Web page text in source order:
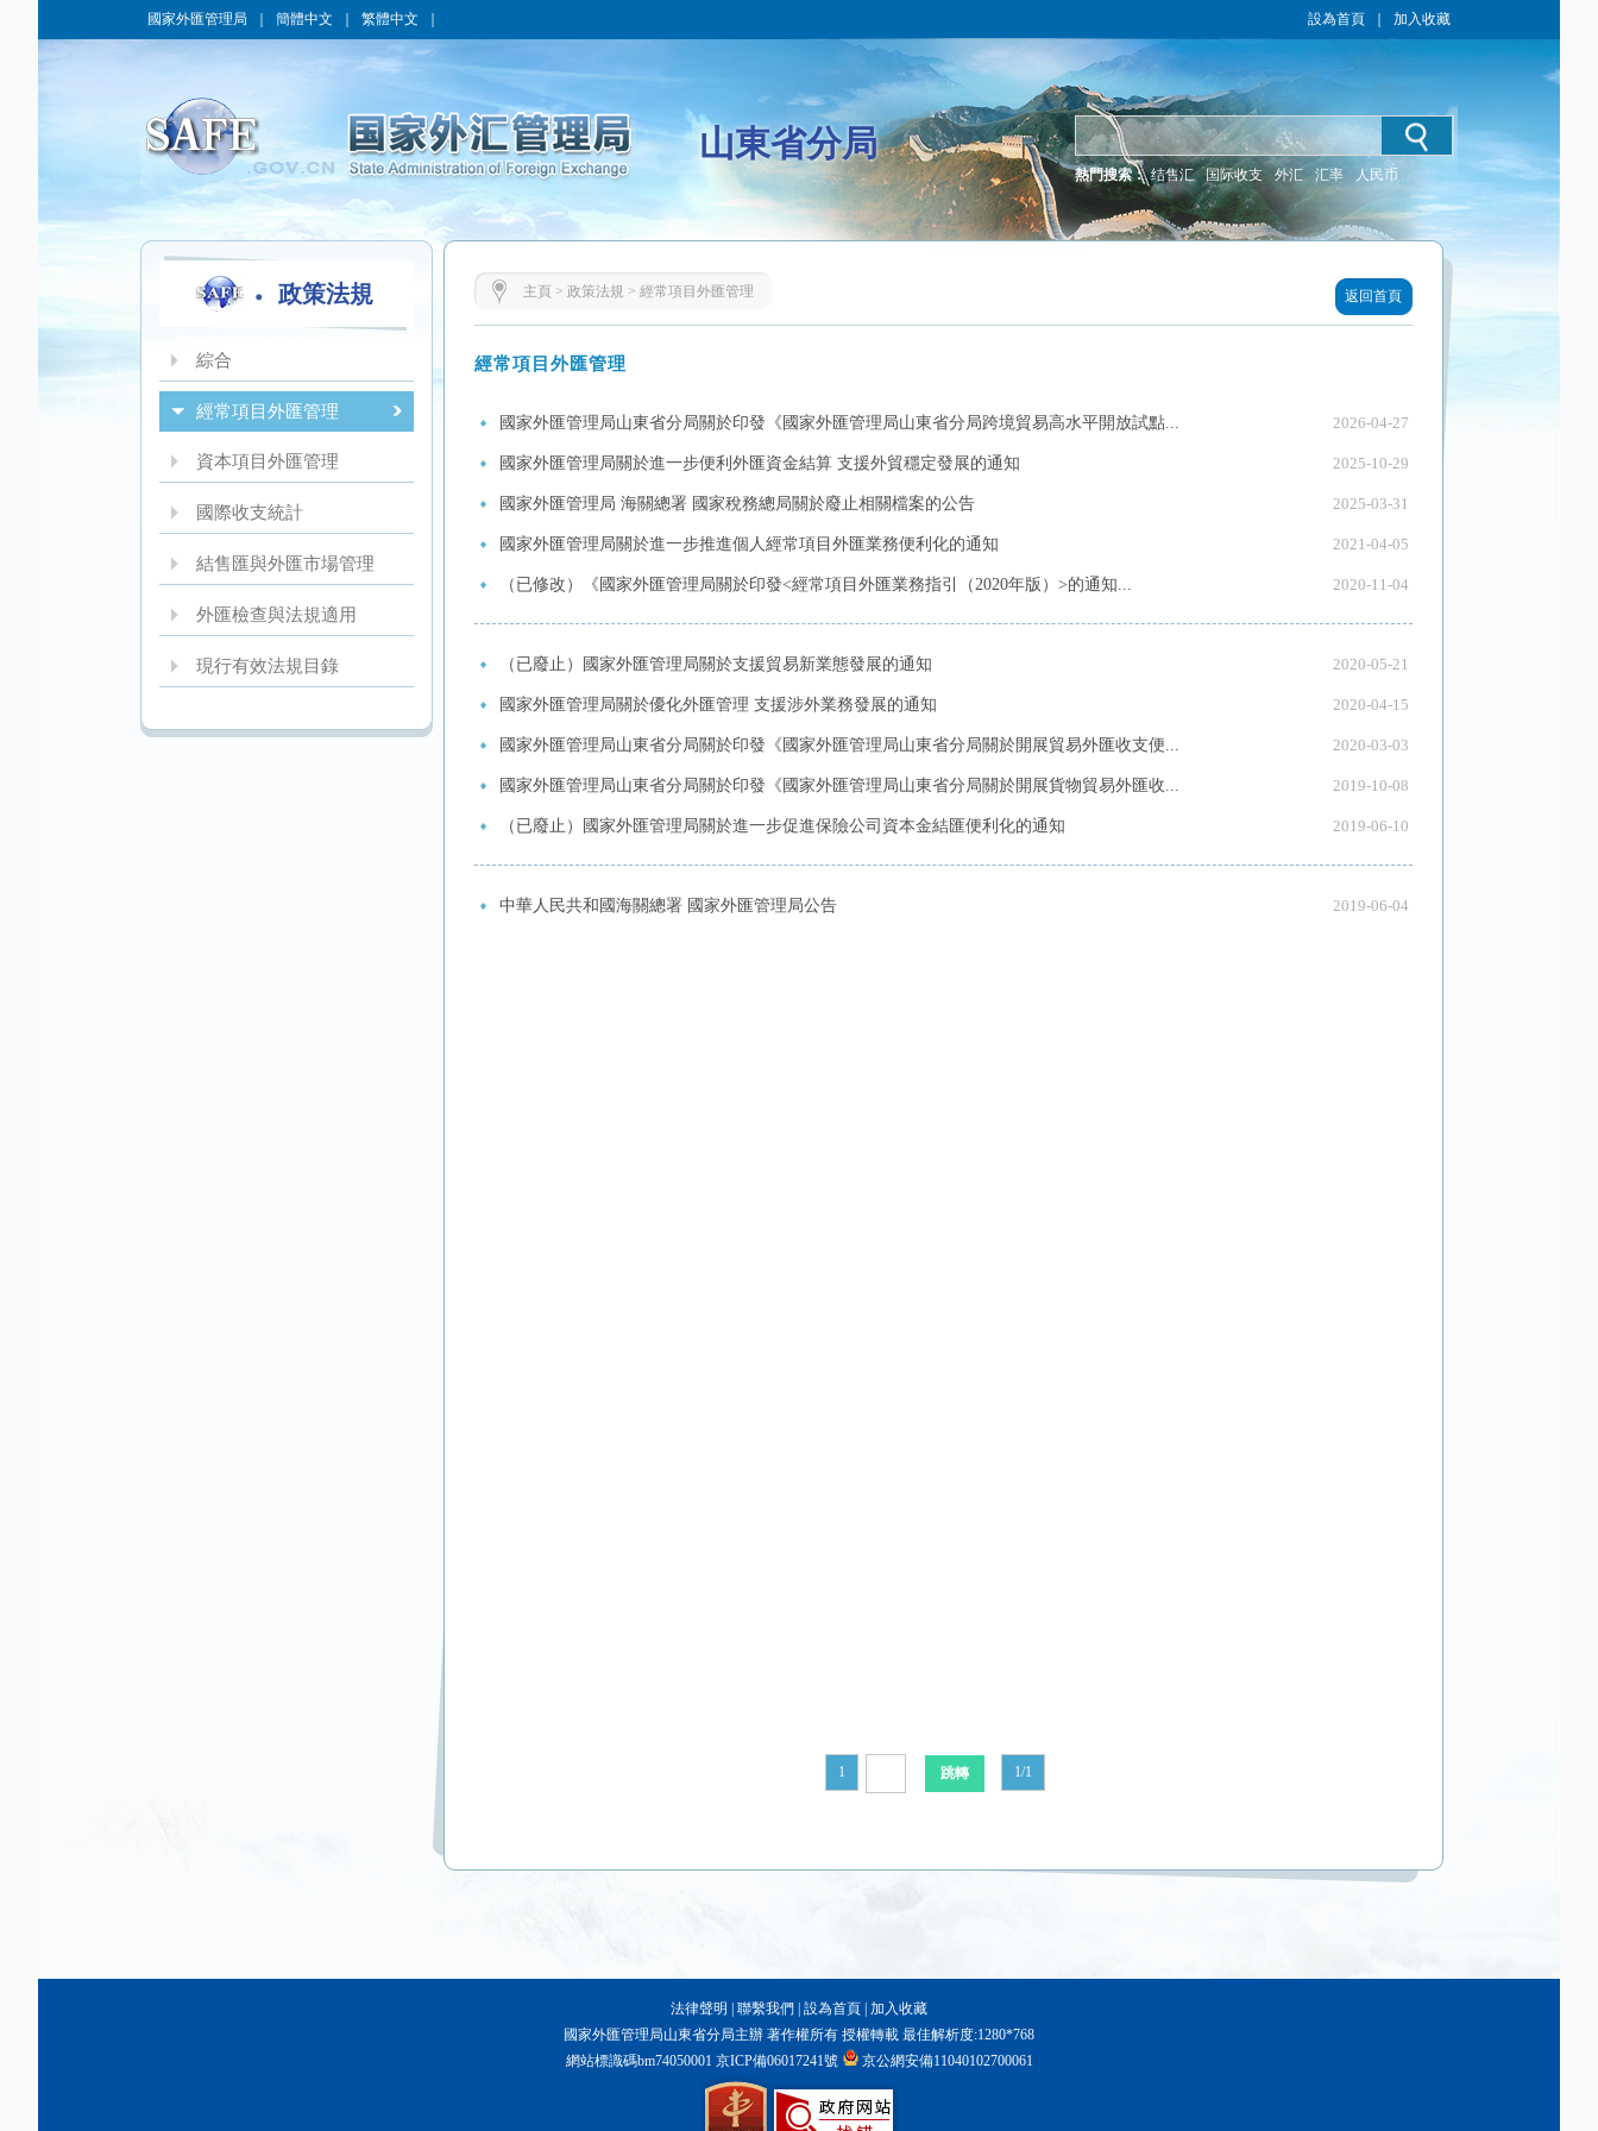
國家外匯管理局 簡體中文 繁體中文 設為首頁 加入收藏
山東省分局
熱門搜索： 结售汇 国际收支 外汇 汇率 人民币
政策法規
綜合
經常項目外匯管理
資本項目外匯管理
國際收支統計
結售匯與外匯市場管理
外匯檢查與法規適用
現行有效法規目錄
主頁 >政策法規 >經常項目外匯管理 返回首頁
經常項目外匯管理
國家外匯管理局山東省分局關於印發《國家外匯管理局山東省分局跨境貿易高水平開放試點... 2026-04-27
國家外匯管理局關於進一步便利外匯資金結算 支援外貿穩定發展的通知 2025-10-29
國家外匯管理局 海關總署 國家稅務總局關於廢止相關檔案的公告 2025-03-31
國家外匯管理局關於進一步推進個人經常項目外匯業務便利化的通知 2021-04-05
（已修改）《國家外匯管理局關於印發<經常項目外匯業務指引（2020年版）>的通知... 2020-11-04
（已廢止）國家外匯管理局關於支援貿易新業態發展的通知 2020-05-21
國家外匯管理局關於優化外匯管理 支援涉外業務發展的通知 2020-04-15
國家外匯管理局山東省分局關於印發《國家外匯管理局山東省分局關於開展貿易外匯收支便... 2020-03-03
國家外匯管理局山東省分局關於印發《國家外匯管理局山東省分局關於開展貨物貿易外匯收... 2019-10-08
（已廢止）國家外匯管理局關於進一步促進保險公司資本金結匯便利化的通知 2019-06-10
中華人民共和國海關總署 國家外匯管理局公告 2019-06-04
1 1/1
法律聲明 聯繫我們 設為首頁 加入收藏
國家外匯管理局山東省分局主辦 著作權所有 授權轉載 最佳解析度:1280*768
網站標識碼bm74050001京ICP備06017241號 京公網安備11040102700061